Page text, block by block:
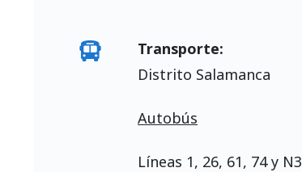
Transporte:
Distrito Salamanca
Autobús
Líneas 1, 26, 61, 74 y N3